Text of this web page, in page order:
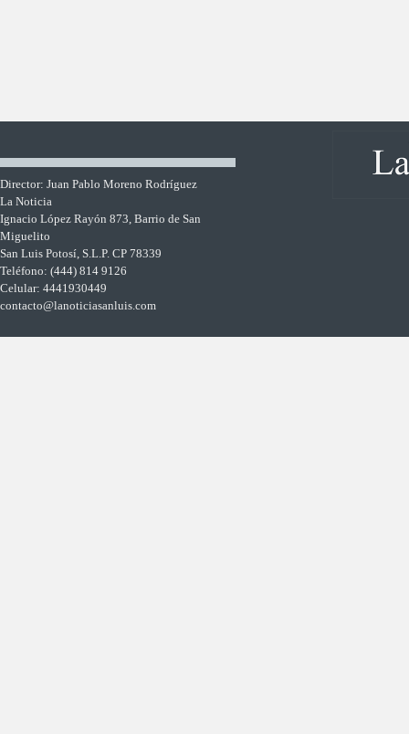
Director: Juan Pablo Moreno Rodríguez
La Noticia
Ignacio López Rayón 873, Barrio de San
Miguelito
San Luis Potosí, S.L.P. CP 78339
Teléfono: (444) 814 9126
Celular: 4441930449
contacto@lanoticiasanluis.com